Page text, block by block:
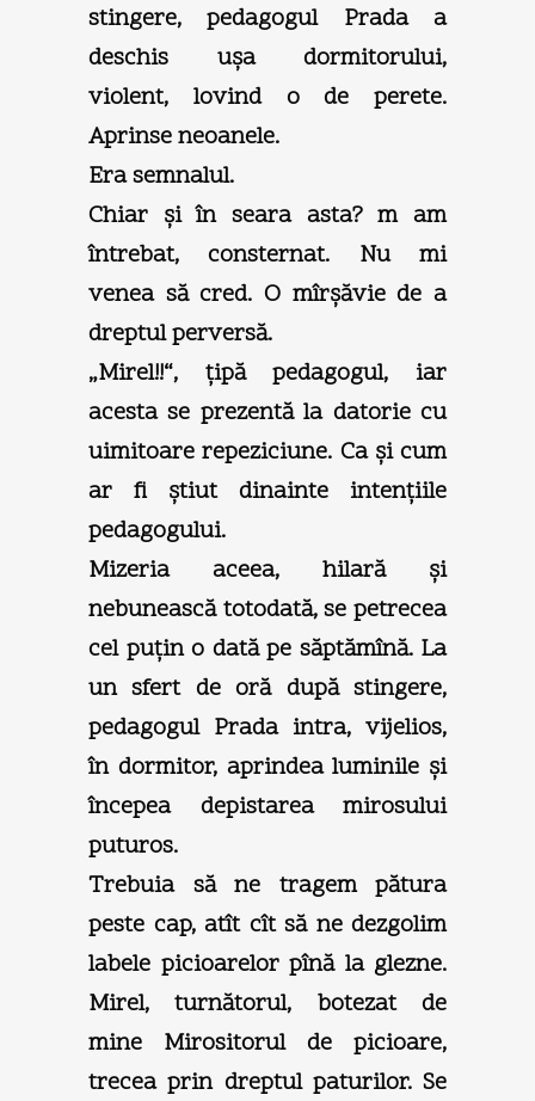
stingere, pedagogul Prada a
deschis uşa dormitorului,
violent, lovind o de perete.
Aprinse neoanele.
Era semnalul.
Chiar şi în seara asta? m am
întrebat, consternat. Nu mi
venea să cred. O mîrşăvie de a
dreptul perversă.
„Mirel!!“, ţipă pedagogul, iar
acesta se prezentă la datorie cu
uimitoare repeziciune. Ca şi cum
ar fi ştiut dinainte intenţiile
pedagogului.
Mizeria aceea, hilară şi
nebunească totodată, se petrecea
cel puţin o dată pe săptămînă. La
un sfert de oră după stingere,
pedagogul Prada intra, vijelios,
în dormitor, aprindea luminile şi
începea depistarea mirosului
puturos.
Trebuia să ne tragem pătura
peste cap, atît cît să ne dezgolim
labele picioarelor pînă la glezne.
Mirel, turnătorul, botezat de
mine Mirositorul de picioare,
trecea prin dreptul paturilor. Se